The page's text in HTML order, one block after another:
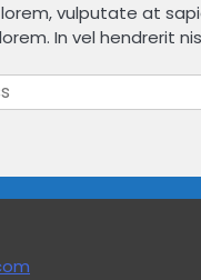
vulputate at
In vel hendrerit